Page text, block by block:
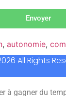
Envoyer
, autonomie,
All Rights
à gagner du